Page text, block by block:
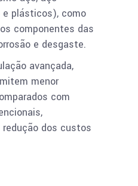
e plásticos), como
componentes das
e desgaste.
avançada,
menor
com
dos custos